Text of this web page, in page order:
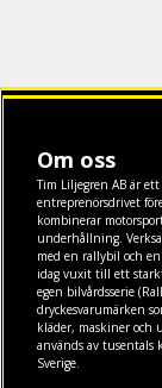
Om oss
Tim Liljegren AB är
entreprenörsdrivet
kombinerar
underhållning.
med en rallybil och
idag vuxit till ett
egen bilvårdsserie
dryckesvarumärken
kläder, maskineroch
används av
Sverige.